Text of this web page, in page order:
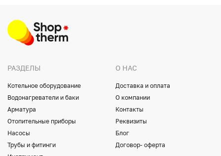
РАЗДЕЛЫ
Котельное оборудование
Водонагреватели и баки
Арматура
Отопительные приборы
Насосы
Трубы и фитинги
О НАС
Доставка и оплата
О компании
Контакты
Реквизиты
Блог
Договор- оферта